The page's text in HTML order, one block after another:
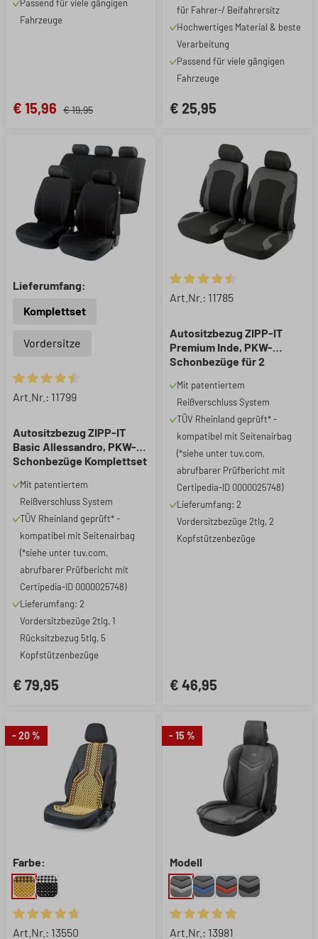
Passend für viele gängigen
Fahrzeuge
€ 15,96 € 19,95
Kunstleder, 1 Stück
für Fahrer-/ Beifahrersitz
Hochwertiges Material & beste
Verarbeitung
Passend für viele gängigen
Fahrzeuge
€ 25,95
Lieferumfang:
Komplettset
Vordersitze
Durchschnittliche Bewertung von 4.55 von 5 Sternen
Art.Nr.: 11799
Autositzbezug ZIPP-IT
Basic Allessandro, PKW-
Schonbezüge Komplettset
System schwarz
Mit patentiertem
Reißverschluss System
TÜV Rheinland geprüft* -
kompatibel mit Seitenairbag
(*siehe unter tuv.com,
abrufbarer Prüfbericht mit
Certipedia-ID 0000025748)
Lieferumfang: 2
Vordersitzbezüge 2tlg, 1
Rücksitzbezug 5tlg, 5
Kopfstützenbezüge
€ 79,95
Durchschnittliche Bewertung
Art.Nr.: 11785
Autositzbezug ZIPP-IT
Premium Inde, PKW-
Schonbezüge für 2
Reißverschluss-System
schwarz/grau
Mit patentiertem
Reißverschluss System
TÜV Rheinland geprüft* -
kompatibel mit Seitenairbag
(*siehe unter tuv.com,
abrufbarer Prüfbericht mit
Certipedia-ID 0000025748)
Lieferumfang: 2
Vordersitzbezüge 2tlg, 2
Kopfstützenbezüge
€ 46,95
- 20 %
Farbe:
Durchschnittliche Bewertung von 4.75 von 5 Sternen
Art.Nr.: 13550
- 15 %
Modell
Durchschnittliche Bewertung
Art.Nr.: 13981